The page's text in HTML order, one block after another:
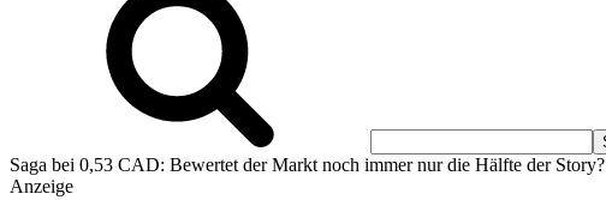
Saga bei 0,53 CAD: Bewertet der Markt noch immer nur die Hälfte der Story?
Anzeige